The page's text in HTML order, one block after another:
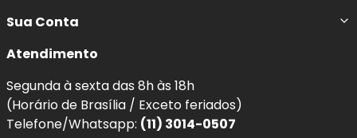
Sua Conta
Atendimento
Segunda à sexta das 8h às 18h
(Horário de Brasília / Exceto feriados)
Telefone/Whatsapp: (11) 3014-0507